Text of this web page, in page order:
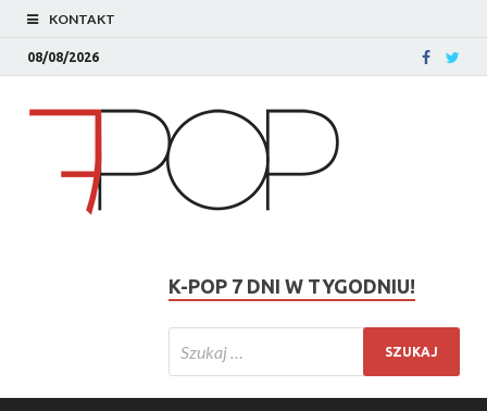
KONTAKT
08/08/2026
K-POP 7 DNI W TYGODNIU!